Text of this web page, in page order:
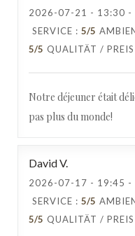
2026-07-21 - 13:30 -
SERVICE : 5/5
5/5 QUALITÄT / PREIS
Notre déjeuner était
pas plus du monde!
DavidV
2026-07-17 - 19:45 -
SERVICE : 5/5
5/5 QUALITÄT / PREIS